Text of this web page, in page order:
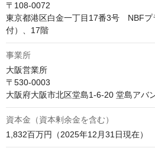
〒108-0072
東京都港区白金一丁目17番3号　NBF
付）、17階
事業所
大阪営業所
〒530-0003
大阪府大阪市北区堂島1-6-20 堂島アバ
資本金（資本剰余金を含む）
1,832百万円（2025年12月31日現在）